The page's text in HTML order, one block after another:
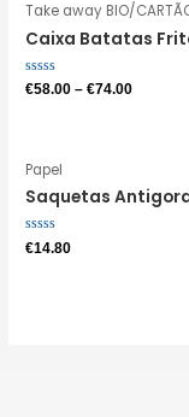
Take away BIO/
Caixa Batatas
Avaliação
€58.00 –€74.00
Papel
Saquetas
Avaliação
0
€14.80